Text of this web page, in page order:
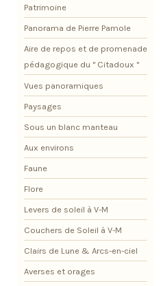
Patrimoine
Panorama de Pierre Pamole
Aire de repos et de promenade
pédagogique du " Citadoux "
Vues panoramiques
Paysages
Sous un blanc manteau
Aux environs
Faune
Flore
Levers de soleil à V-M
Couchers de Soleil à V-M
Clairs de Lune & Arcs-en-ciel
Averses et orages